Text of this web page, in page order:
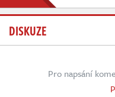
DISKUZE
Pro napsání